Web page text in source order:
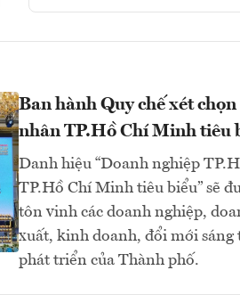
Ban hành Quy chế xét
nhân TP.Hồ Chí Minh tiêu
Danh hiệu “Doanh nghiệp
TP.Hồ Chí Minh tiêu biểu” sẽ
tôn vinh các doanh nghiệp,
xuất, kinh doanh, đổi mới sáng
phát triển của Thành phố.